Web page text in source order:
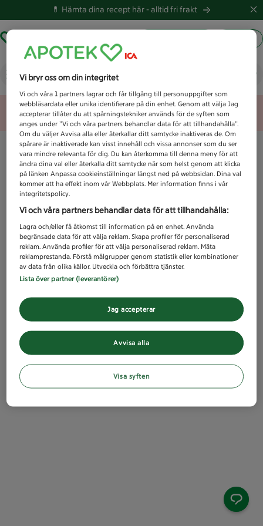
💊 Hämta dina recept här -alltid fri frakt
Vad letar du efter idag?
Unknown error
Vi bryr oss om din integritet
Vi och våra1 partners lagrar och får tillgång till personuppgifter som
webbläsardata eller unika identifierare på din enhet. Genom att välja Jag
accepterar tillåter du att spårningstekniker används för de syften som
anges under ”Vi och våra partners behandlar data för att tillhandahålla”.
Om du väljer Avvisa alla eller återkallar ditt samtycke inaktiveras de. Om
spårare är inaktiverade kan visst innehåll och vissa annonser som du ser
vara mindre relevanta för dig. Du kan återkomma till denna meny för att
ändra dina val eller återkalla ditt samtycke när som helst genom att klicka
på länken Anpassa cookieinställningar längst ned på webbsidan. Dina val
kommer att ha effekt inom vår Webbplats. Mer information finns i vår
integritetspolicy.
Vi och våra partners behandlar data för att tillhandahålla:
Lagra och/eller få åtkomst till information på en enhet. Använda
begränsade data för att välja reklam. Skapa profiler för personaliserad
reklam. Använda profiler för att välja personaliserad reklam. Mäta
reklamprestanda. Förstå målgrupper genom statistik eller kombinationer
av data från olika källor. Utveckla och förbättra tjänster.
Lista över partner (leverantörer)
Avvisa alla
Jag accepterar
Visa syften